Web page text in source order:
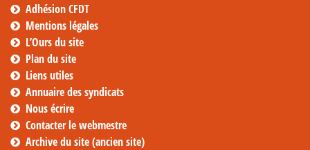
Adhésion CFDT
Mentions légales
L’Ours du site
Plan du site
Liens utiles
Annuaire des syndicats
Nous écrire
Contacter le webmestre
Archive du site (ancien site)